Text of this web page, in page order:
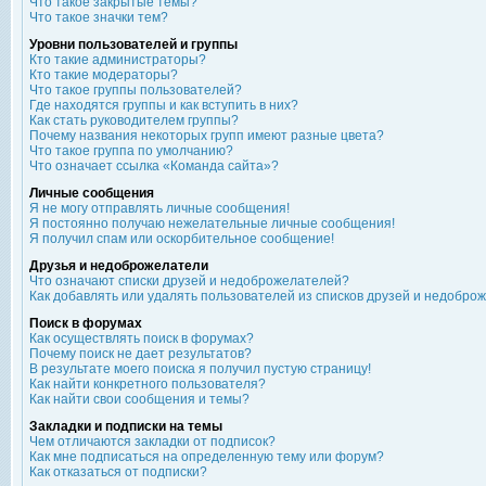
Что такое значки тем?
Уровни пользователей и группы
Кто такие администраторы?
Кто такие модераторы?
Что такое группы пользователей?
Где находятся группы и как вступить в них?
Как стать руководителем группы?
Почему названия некоторых групп имеют разные цвета?
Что такое группа по умолчанию?
Что означает ссылка «Команда сайта»?
Личные сообщения
Я не могу отправлять личные сообщения!
Я постоянно получаю нежелательные личные сообщения!
Я получил спам или оскорбительное сообщение!
Друзья и недоброжелатели
Что означают списки друзей и недоброжелателей?
Как добавлять или удалять пользователей из списков друзей и
Поиск в форумах
Как осуществлять поиск в форумах?
Почему поиск не дает результатов?
В результате моего поиска я получил пустую страницу!
Как найти конкретного пользователя?
Как найти свои сообщения и темы?
Закладки и подписки на темы
Чем отличаются закладки от подписок?
Как мне подписаться на определенную тему или форум?
Как отказаться от подписки?